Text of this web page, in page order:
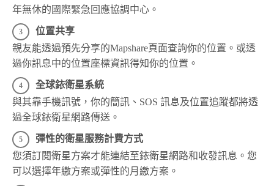
年無休的國際緊急回應協調中心。
位置共享
親友能透過預先分享的Mapshare頁面查詢你的位置。或透
過你訊息中的位置座標資訊得知你的位置。
全球銥衛星系統
與其靠手機訊號，你的簡訊、SOS 訊息及位置追蹤都將透
過全球銥衛星網路傳送。
彈性的衛星服務計費方式
您須訂閱衛星方案才能連結至銥衛星網路和收發訊息。您
可以選擇年繳方案或彈性的月繳方案。